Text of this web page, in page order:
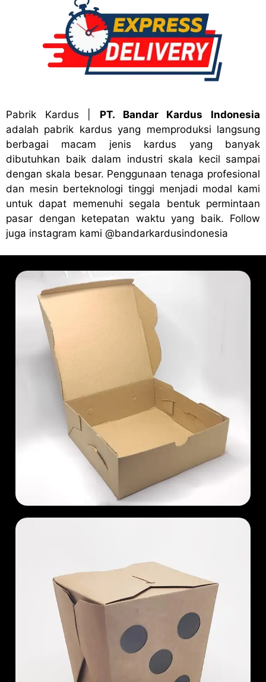
Pabrik Kardus
PT. Bandar Kardus Indonesia
adalah pabrik kardus yang memproduksi langsung
berbagai macam jenis kardus yang banyak
dibutuhkan baik dalam industri skala kecil sampai
dengan skala besar. Penggunaan tenaga profesional
dan mesin berteknologi tinggi menjadi modal kami
untuk dapat memenuhi segala bentuk permintaan
pasar dengan ketepatan waktu yang baik. Follow
juga instagram kami @bandarkardusindonesia